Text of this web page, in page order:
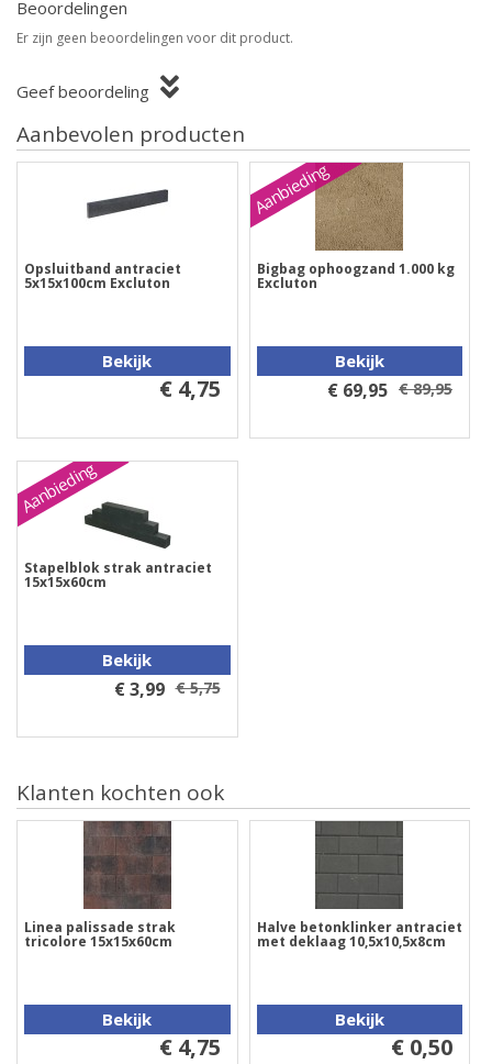
Beoordelingen
Er zijn geen beoordelingen voor dit product.
Geef beoordeling
Aanbevolen producten
Opsluitband antraciet
5x15x100cm Excluton
Bekijk
€ 4,75
Aanbieding
Bigbag ophoogzand 1.000 kg
Excluton
Bekijk
€ 69,95 € 89,95
Aanbieding
Stapelblok strak antraciet
15x15x60cm
Bekijk
€ 3,99 € 5,75
Klanten kochten ook
Linea palissade strak
tricolore 15x15x60cm
Bekijk
€ 4,75
Halve betonklinker antraciet
met deklaag 10,5x10,5x8cm
Bekijk
€ 0,50